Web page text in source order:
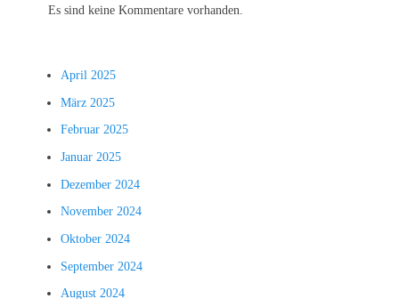
Es sind keine Kommentare vorhanden.
April 2025
März 2025
Februar 2025
Januar 2025
Dezember 2024
November 2024
Oktober 2024
September 2024
August 2024